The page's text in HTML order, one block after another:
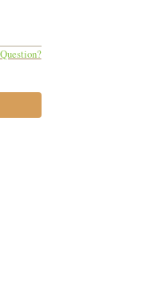
Question?